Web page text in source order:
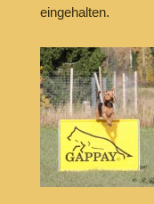
eingehalten.